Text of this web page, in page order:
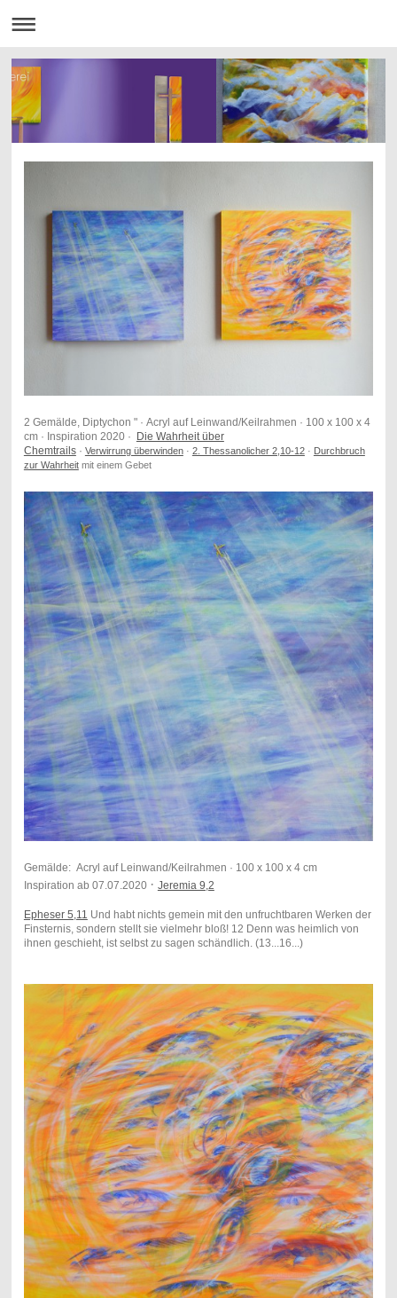
2 Gemälde, Diptychon " · Acryl auf Leinwand/Keilrahmen · 100 x 100 x 4
cm · Inspiration 2020 · Die Wahrheit über
Chemtrails· Verwirrung überwinden· 2. Thessanolicher 2,10-12· Durchbruch
zur Wahrheitmit einem Gebet
Gemälde: Acryl auf Leinwand/Keilrahmen · 100 x 100 x 4 cm
Inspiration ab 07.07.2020 · Jeremia 9,2
Epheser 5,11 Und habt nichts gemein mit den unfruchtbaren Werken der
Finsternis, sondern stellt sie vielmehr bloß! 12 Denn was heimlich von
ihnen geschieht, ist selbst zu sagen schändlich. (13...16...)